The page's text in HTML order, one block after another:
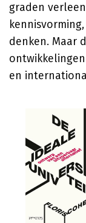
graden
denken. Maar
en